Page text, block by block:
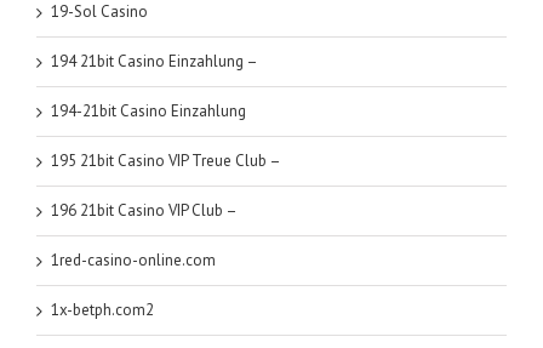
19-Sol Casino
194 21bit Casino Einzahlung –
194-21bit Casino Einzahlung
195 21bit Casino VIP Treue Club –
196 21bit Casino VIP Club –
1red-casino-online.com
1x-betph.com2